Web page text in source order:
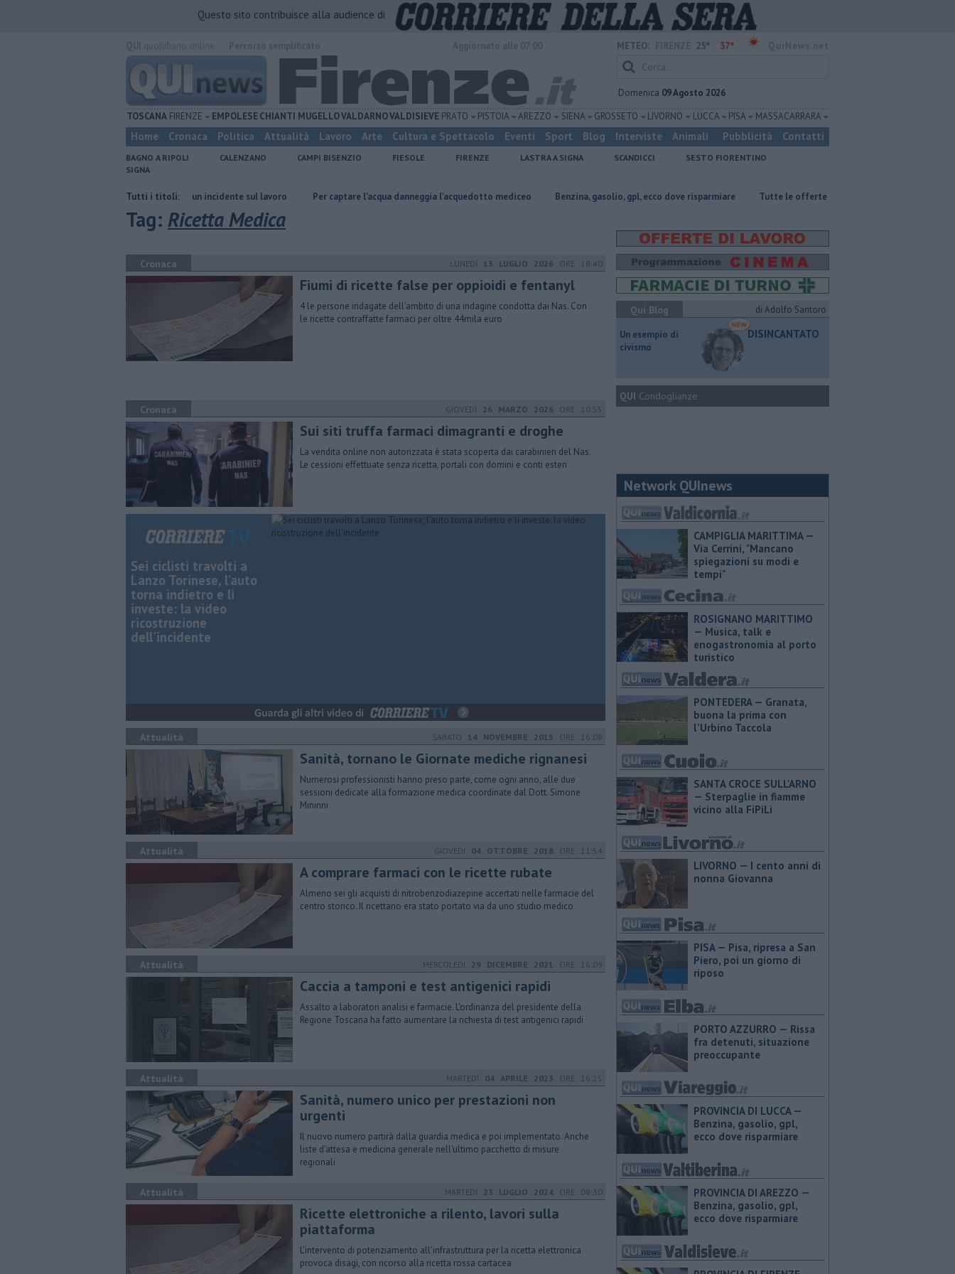
Questo sito contribuisce alla audience di
METEO: 25° 37°
Domenica 09 Agosto 2026
TOSCANA FIRENZE EMPOLESECHIANTI MUGELLOVALDARNOVALDISIEVE PRATO PISTOIA AREZZO SIENA GROSSETO LIVORNO LUCCA PISA MASSA CARRARA
Home Cronaca Politica Attualità Lavoro Arte Cultura e Spettacolo Eventi Sport Blog Interviste Animali Pubblicità Contatti
BAGNO A RIPOLI CALENZANO CAMPI BISENZIO FIESOLE FIRENZE LASTRA A SIGNA SCANDICCI
SESTO FIORENTINO
SIGNA
Tutti i titoli:
Muore a 61 anni in un incidente sul lavoro Per captare l'acqua danneggia l'acquedotto mediceo ​Benzina, gasolio, gpl, ecco dove risparmiare ​Tutte le offerte di lavoro in provincia di Firenze
Tag: Ricetta Medica
Cronaca LUNEDÌ 13 LUGLIO 2026 ORE 18:40
Fiumi di ricette false per oppioidi e fentanyl
4 le persone indagate dell'ambito di una indagine condotta dai Nas. Con
le ricette contraffatte farmaci per oltre 44mila euro
Cronaca GIOVEDÌ 26 MARZO 2026 ORE 10:55
Sui siti truffa farmaci dimagranti e droghe
La vendita online non autorizzata è stata scoperta dai carabinieri del Nas.
Le cessioni effettuate senza ricetta, portali con domini e conti esteri
Sei ciclisti travolti a
Lanzo Torinese, l’auto
torna indietro e li
investe: la video
ricostruzione
dell'incidente
Attualità SABATO 14 NOVEMBRE 2015 ORE 16:08
Sanità, tornano le Giornate mediche rignanesi
Numerosi professionisti hanno preso parte, come ogni anno, alle due
sessioni dedicate alla formazione medica coordinate dal Dott. Simone
Mininni
Attualità GIOVEDÌ 04 OTTOBRE 2018 ORE 11:54
A comprare farmaci con le ricette rubate
Almeno sei gli acquisti di nitrobenzodiazepine accertati nelle farmacie del
centro storico. Il ricettario era stato portato via da uno studio medico
Attualità MERCOLEDÌ 29 DICEMBRE 2021 ORE 16:09
Caccia a tamponi e test antigenici rapidi
Assalto a laboratori analisi e farmacie. L'ordinanza del presidente della
Regione Toscana ha fatto aumentare la richiesta di test antigenici rapidi
Attualità MARTEDÌ 04 APRILE 2023 ORE 16:25
Sanità, numero unico per prestazioni non
urgenti
Il nuovo numero partirà dalla guardia medica e poi implementato. Anche
liste d'attesa e medicina generale nell'ultimo pacchetto di misure
regionali
Attualità MARTEDÌ 23 LUGLIO 2024 ORE 08:30
Ricette elettroniche a rilento, lavori sulla
piattaforma
L'intervento di potenziamento all'infrastruttura per la ricetta elettronica
provoca disagi, con ricorso alla ricetta rossa cartacea
Qui Blog di Adolfo Santoro
​Un esempio di
civismo
DISINCANTATO
QUI Condoglianze
Network QUInews
CAMPIGLIA MARITTIMA —
Via Cerrini, "Mancano
spiegazioni su modi e
tempi"
ROSIGNANO MARITTIMO
— Musica, talk e
enogastronomia al porto
turistico
PONTEDERA — ​Granata,
buona la prima con
l’Urbino Taccola
SANTA CROCE SULL'ARNO
— Sterpaglie in fiamme
vicino alla FiPiLi
LIVORNO — I cento anni di
nonna Giovanna
PISA — Pisa, ripresa a San
Piero, poi un giorno di
riposo
PORTO AZZURRO — Rissa
fra detenuti, situazione
preoccupante
PROVINCIA DI LUCCA — ​
Benzina, gasolio, gpl,
ecco dove risparmiare
PROVINCIA DI AREZZO — ​
Benzina, gasolio, gpl,
ecco dove risparmiare